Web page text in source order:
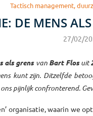
Tactisch management,
DE MENS
27/02/
als grensvan Bart Flosuit
kunt zijn. Ditzelfde
pijnlijk confronterend.
organisatie, waarin we